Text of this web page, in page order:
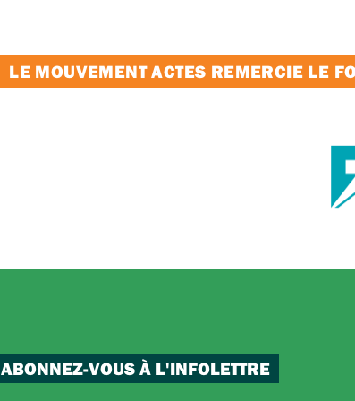
LE MOUVEMENT ACTES REMERCIE LE
ABONNEZ-VOUS À L'INFOLETTRE